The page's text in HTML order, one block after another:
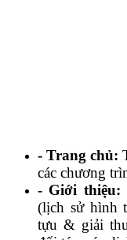
- Trang chủ:
các chương
- Giới thiệu:
(lịch sử hình
tựu & giải